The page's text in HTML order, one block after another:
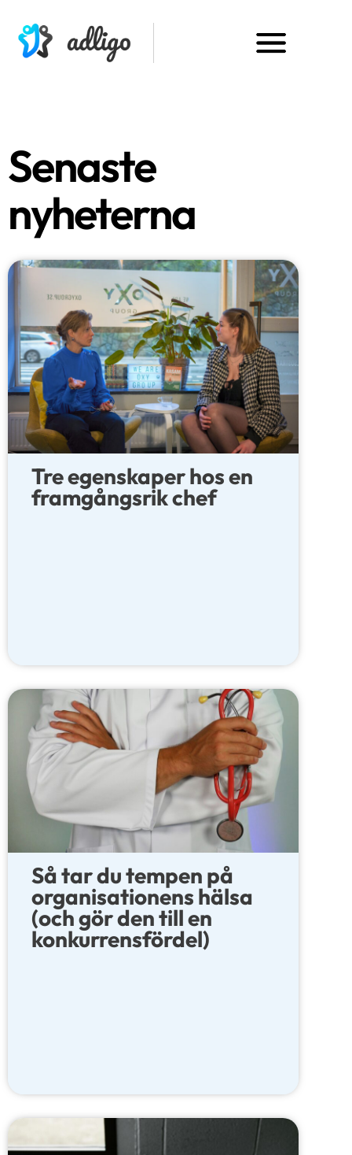
Senaste
nyheterna
Tre egenskaper hos en
framgångsrik chef
Så tar du tempen på
organisationens hälsa
(och gör den till en
konkurrensfördel)